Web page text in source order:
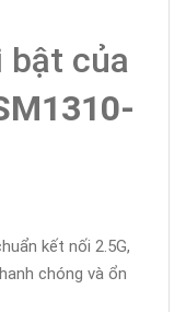
bật của
kết nối 2.5G,
chóng và ổn